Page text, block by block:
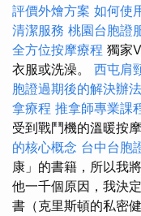
評價外燴方案 如何使
清潔服務 桃園台胞證
全方位按摩療程 獨家
衣服或洗澡。 西屯肩
胞證過期後的解決辦法
拿療程 推拿師專業課
受到戰鬥機的溫暖按摩
的核心概念 台中台胞
康」的書籍，所以我
他一千個原因，我決
書（克里斯頓的私密